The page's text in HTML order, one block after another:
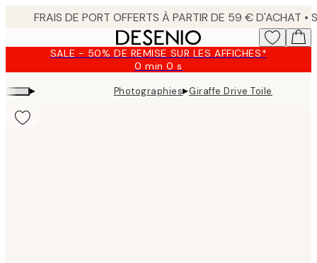
content.SALE - 50% DE REMISE SUR LES AFFICHES*
0 min0 s
Valable
jusqu'au
:
▸ Photographies▸Giraffe Drive Toile